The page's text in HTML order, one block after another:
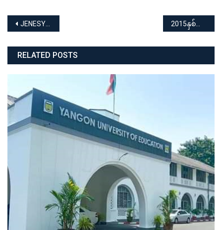
Post
navigation
JENESYS 2015 2015နှစ်လည်မဂ္ဂဇင်းစာမူရှင်ဂုဏ်ပြုပွဲ
RELATED POSTS